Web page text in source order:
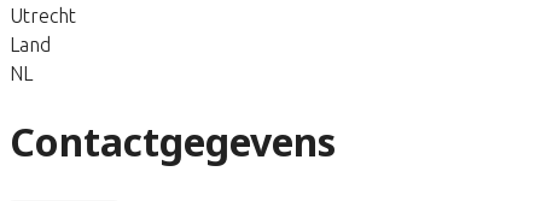
Utrecht
Land
NL
Contactgegevens